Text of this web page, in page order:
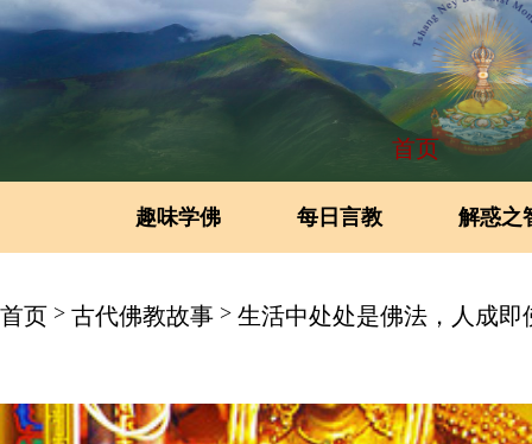
首页
趣味学佛 每日言教 解惑之
首页 > 古代佛教故事 > 生活中处处是佛法，人成即